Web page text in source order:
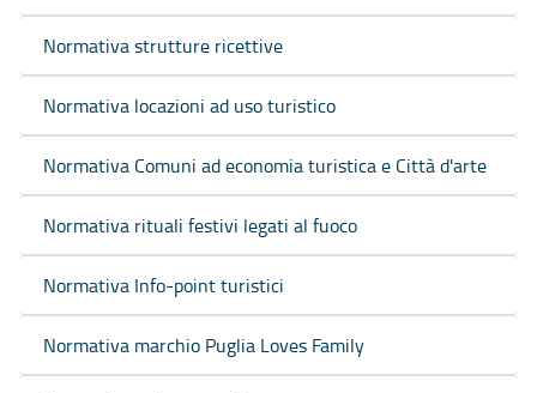
Normativa strutture ricettive
Normativa locazioni ad uso turistico
Normativa Comuni ad economia turistica e Città d'arte
Normativa rituali festivi legati al fuoco
Normativa Info-point turistici
Normativa marchio Puglia Loves Family